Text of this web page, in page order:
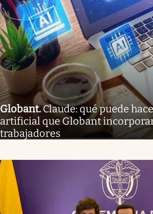
Globant.Claude: qué puede
artificial que Globant
trabajadores